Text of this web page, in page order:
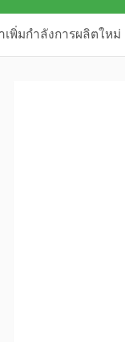
เพิ่มกำลังการผลิตให